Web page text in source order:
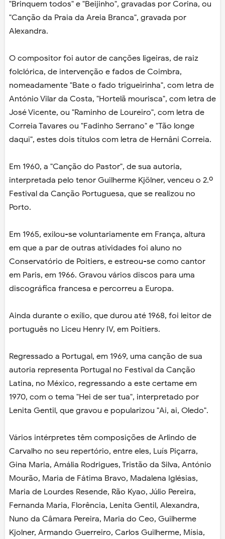
"Brinquem todos" e "Beijinho", gravadas por Corina, ou
"Canção da Praia da Areia Branca", gravada por
Alexandra.
O compositor foi autor de canções ligeiras, de raiz
folclórica, de intervenção e fados de Coimbra,
nomeadamente "Bate o fado trigueirinha", com letra de
António Vilar da Costa, "Hortelã mourisca", com letra de
José Vicente, ou "Raminho de Loureiro", com letra de
Correia Tavares ou "Fadinho Serrano" e "Tão longe
daqui", estes dois títulos com letra de Hernâni Correia.
Em 1960, a "Canção do Pastor", de sua autoria,
interpretada pelo tenor Guilherme Kjölner, venceu o 2.º
Festival da Canção Portuguesa, que se realizou no
Porto.
Em 1965, exilou-se voluntariamente em França, altura
em que a par de outras atividades foi aluno no
Conservatório de Poitiers, e estreou-se como cantor
em Paris, em 1966. Gravou vários discos para uma
discográfica francesa e percorreu a Europa.
Ainda durante o exílio, que durou até 1968, foi leitor de
português no Liceu Henry IV, em Poitiers.
Regressado a Portugal, em 1969, uma canção de sua
autoria representa Portugal no Festival da Canção
Latina, no México, regressando a este certame em
1970, com o tema "Hei de ser tua", interpretado por
Lenita Gentil, que gravou e popularizou "Ai, ai, Oledo".
Vários intérpretes têm composições de Arlindo de
Carvalho no seu repertório, entre eles, Luís Piçarra,
Gina Maria, Amália Rodrigues, Tristão da Silva, António
Mourão, Maria de Fátima Bravo, Madalena Iglésias,
Maria de Lourdes Resende, Rão Kyao, Júlio Pereira,
Fernanda Maria, Florência, Lenita Gentil, Alexandra,
Nuno da Câmara Pereira, Maria do Ceo, Guilherme
Kjolner, Armando Guerreiro, Carlos Guilherme, Mísia,